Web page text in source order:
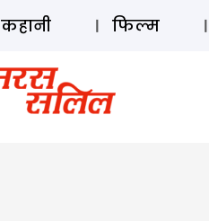
कहानी फिल्म